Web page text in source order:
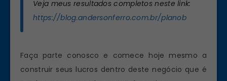
Veja meus resultados completos neste link:
https://blog.andersonferro.com.br/planob
Faça parte conosco e comece hoje mesmo a
construir seus lucros dentro deste negócio que é